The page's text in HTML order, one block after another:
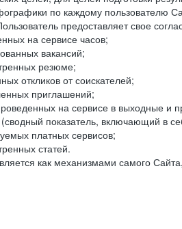
по каждому пользователю
предоставляет свое
на сервисе часов;
вакансий;
резюме;
откликов от соискателей;
приглашений;
на сервисе в выходные и
показатель, включающий в
платных сервисов;
статей.
как механизмами самого